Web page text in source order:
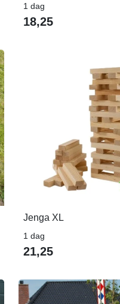
1 dag
18,25
Jenga XL
1 dag
21,25